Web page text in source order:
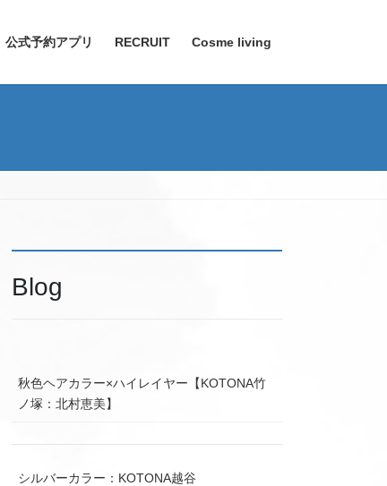
公式予約アプリ RECRUIT Cosme living
Blog
秋色ヘアカラー×ハイレイヤー【KOTONA竹
ノ塚：北村恵美】
シルバーカラー：KOTONA越谷